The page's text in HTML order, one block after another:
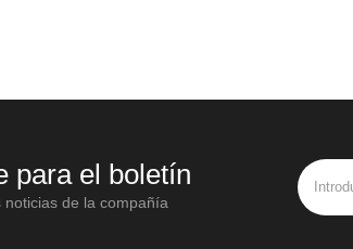
para el boletín
noticias de la compañía